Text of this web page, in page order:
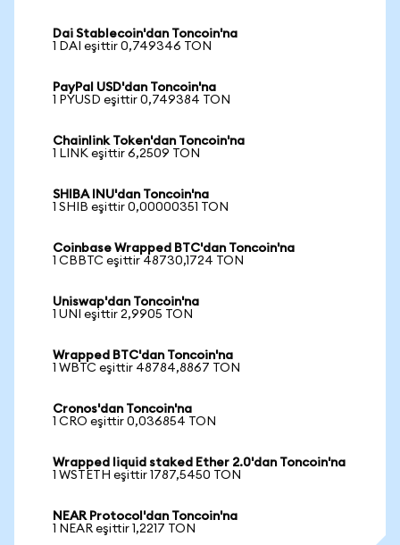
Dai Stablecoin'dan Toncoin'na
1 DAI eşittir 0,749346 TON
PayPal USD'dan Toncoin'na
1 PYUSD eşittir 0,749384 TON
Chainlink Token'dan Toncoin'na
1 LINK eşittir 6,2509 TON
SHIBA INU'dan Toncoin'na
1 SHIB eşittir 0,00000351 TON
Coinbase Wrapped BTC'dan Toncoin'na
1 CBBTC eşittir 48730,1724 TON
Uniswap'dan Toncoin'na
1 UNI eşittir 2,9905 TON
Wrapped BTC'dan Toncoin'na
1 WBTC eşittir 48784,8867 TON
Cronos'dan Toncoin'na
1 CRO eşittir 0,036854 TON
Wrapped liquid staked Ether 2.0'dan Toncoin'na
1 WSTETH eşittir 1787,5450 TON
NEAR Protocol'dan Toncoin'na
1 NEAR eşittir 1,2217 TON